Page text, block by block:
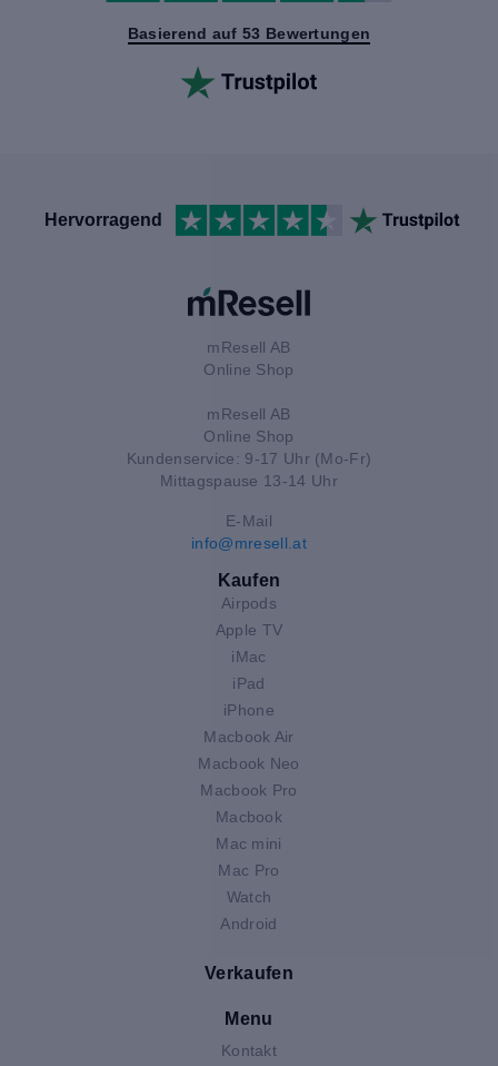
Basierend auf 53 Bewertungen
Hervorragend
mResell AB
Online Shop
mResell AB
Online Shop
Kundenservice: 9-17 Uhr (Mo-Fr)
Mittagspause 13-14 Uhr
E-Mail
info@mresell.at
Kaufen
Airpods
Apple TV
iMac
iPad
iPhone
Macbook Air
Macbook Neo
Macbook Pro
Macbook
Mac mini
Mac Pro
Watch
Android
Verkaufen
Menu
Kontakt